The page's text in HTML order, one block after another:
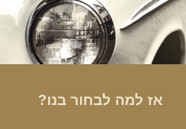
אז למה לבחור בנו?